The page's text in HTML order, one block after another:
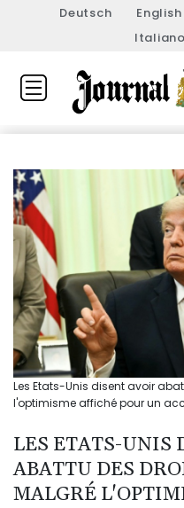
Deutsch English
Italiano
Les Etats-Unis disent avoir
l'optimisme affiché pour un
LES ETATS-UNIS
ABATTU DES
MALGRÉ